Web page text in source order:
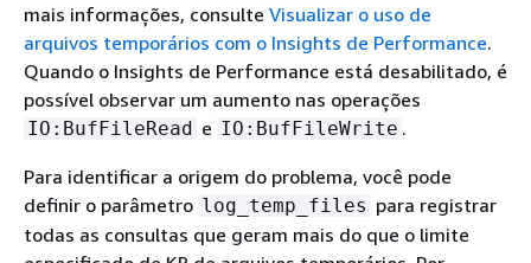
mais informações, consulte Visualizar o uso de
arquivos temporários com o Insights de Performance.
Quando o Insights de Performance está desabilitado, é
possível observar um aumento nas operações
IO:BufFileRead e IO:BufFileWrite .
Para identificar a origem do problema, você pode
definir o parâmetro log_temp_files para registrar
todas as consultas que geram mais do que o limite